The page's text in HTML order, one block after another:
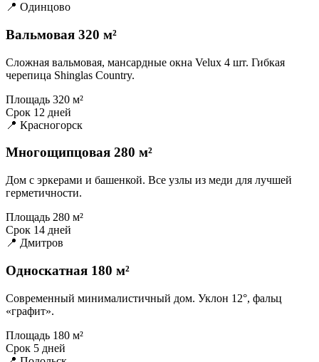
📍 Одинцово
Вальмовая 320 м²
Сложная вальмовая, мансардные окна Velux 4 шт. Гибкая
черепица Shinglas Country.
Площадь 320 м²
Срок 12 дней
📍 Красногорск
Многощипцовая 280 м²
Дом с эркерами и башенкой. Все узлы из меди для лучшей
герметичности.
Площадь 280 м²
Срок 14 дней
📍 Дмитров
Односкатная 180 м²
Современный минималистичный дом. Уклон 12°, фальц
«графит».
Площадь 180 м²
Срок 5 дней